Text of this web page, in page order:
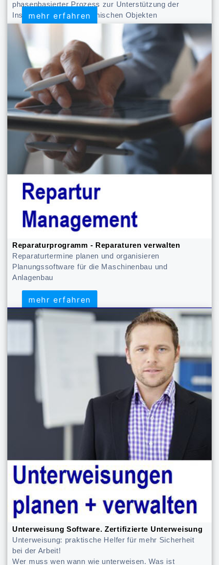
phasenbasierter Prozess zur Unterstützung der
Instandhaltung von technischen Objekten
mehr erfahren
mehr erfahren
Reparaturprogramm - Reparaturen verwalten
Reparaturtermine planen und organisieren
Planungssoftware für die Maschinenbau und
Anlagenbau
mehr erfahren
mehr erfahren
Unterweisung Software. Zertifizierte Unterweisung
Unterweisung: praktische Helfer für mehr Sicherheit
bei der Arbeit!
Wer muss wen wann wie unterweisen. Was ist